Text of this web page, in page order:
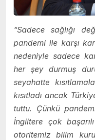
“Sadece sağlığı
pandemi ile karşı
nedeniyle sadece
her şey durmuş
seyahatte
kısıtladı ancak
tuttu. Çünkü
İngiltere çok
otoritemiz bilim